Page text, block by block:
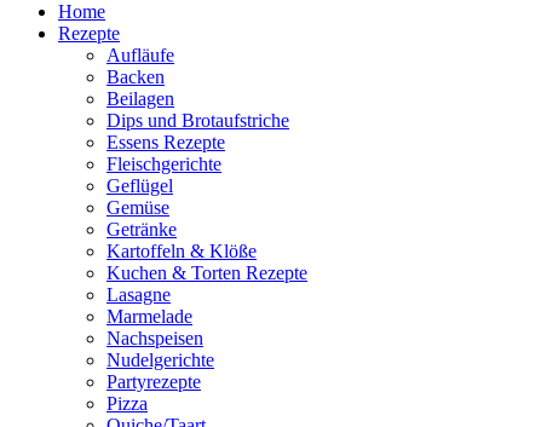
Home
Rezepte
Aufläufe
Backen
Beilagen
Dips und Brotaufstriche
Essens Rezepte
Fleischgerichte
Geflügel
Gemüse
Getränke
Kartoffeln & Klöße
Kuchen & Torten Rezepte
Lasagne
Marmelade
Nachspeisen
Nudelgerichte
Partyrezepte
Pizza